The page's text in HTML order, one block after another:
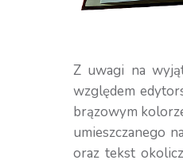
Z uwagi na
względem
brązowym
umieszczanego
oraz tekst